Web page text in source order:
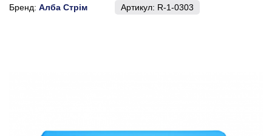
Бренд: Алба Стрім Артикул: R-1-0303